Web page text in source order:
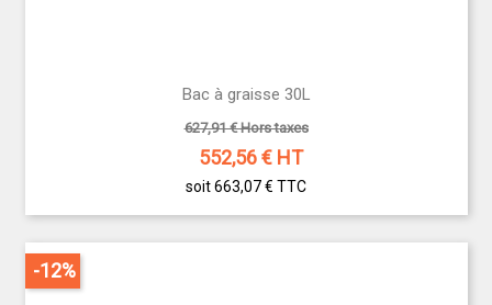
Découvrez notre catalogue complet et demandez
votre devis personnalisé dès aujourd’hui.
Bac à graisse 30L
627,91 € Hors taxes
552,56€ HT
soit 663,07 € TTC
-12%